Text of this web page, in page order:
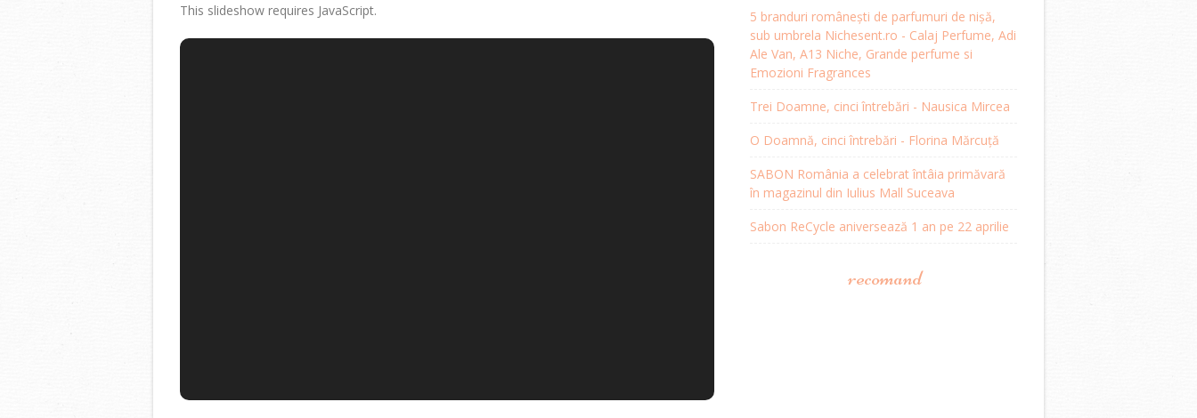
This slideshow requires JavaScript.
5 branduri românești de parfumuri de nișă,
sub umbrela Nichesent.ro - Calaj Perfume, Adi
Ale Van, A13 Niche, Grande perfume si
Emozioni Fragrances
Trei Doamne, cinci întrebări - Nausica Mircea
O Doamnă, cinci întrebări - Florina Mărcuță
SABON România a celebrat întâia primăvară
în magazinul din Iulius Mall Suceava
Sabon ReCycle aniversează 1 an pe 22 aprilie
recomand